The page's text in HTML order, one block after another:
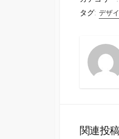
タグ: デザ
関連投稿